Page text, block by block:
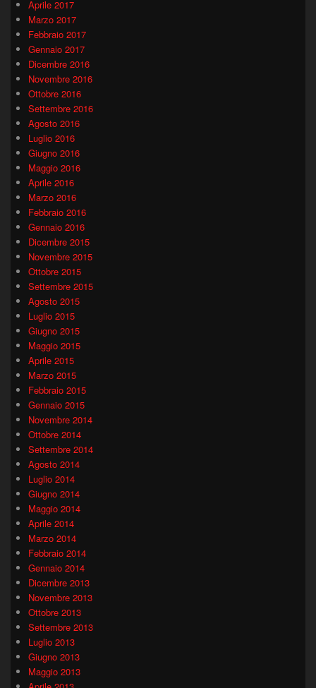
Aprile 2017
Marzo 2017
Febbraio 2017
Gennaio 2017
Dicembre 2016
Novembre 2016
Ottobre 2016
Settembre 2016
Agosto 2016
Luglio 2016
Giugno 2016
Maggio 2016
Aprile 2016
Marzo 2016
Febbraio 2016
Gennaio 2016
Dicembre 2015
Novembre 2015
Ottobre 2015
Settembre 2015
Agosto 2015
Luglio 2015
Giugno 2015
Maggio 2015
Aprile 2015
Marzo 2015
Febbraio 2015
Gennaio 2015
Novembre 2014
Ottobre 2014
Settembre 2014
Agosto 2014
Luglio 2014
Giugno 2014
Maggio 2014
Aprile 2014
Marzo 2014
Febbraio 2014
Gennaio 2014
Dicembre 2013
Novembre 2013
Ottobre 2013
Settembre 2013
Luglio 2013
Giugno 2013
Maggio 2013